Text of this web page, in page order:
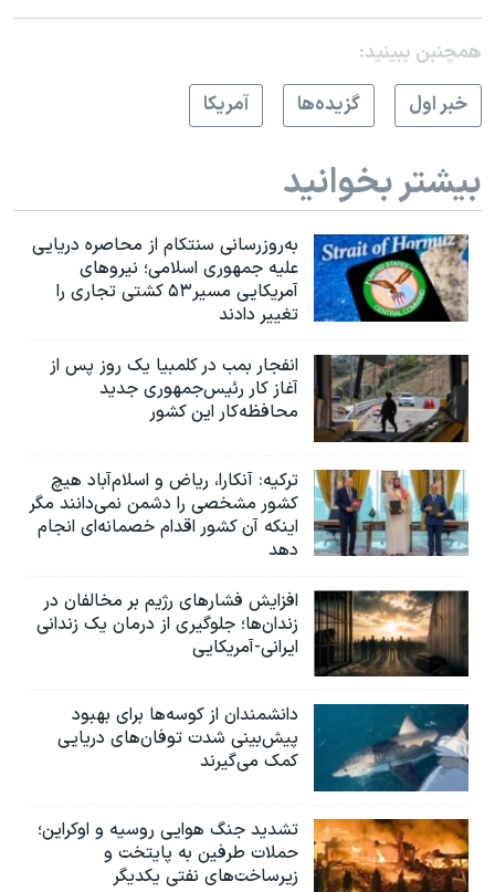
صفحه‌های ویژه
سفر پرزیدنت ترامپ به چین
همچنبن ببینید:
خبر اول
گزيده‌ها آمريکا
بیشتر بخوانید
به‌روزرسانی سنتکام از محاصره دریایی
علیه جمهوری اسلامی؛ نیروهای
آمریکایی مسیر۵۳ کشتی تجاری را
تغییر دادند
انفجار بمب‌‌ در کلمبیا یک روز پس از
آغاز کار رئیس‌جمهوری جدید
محافظه‌کار این کشور
ترکیه: آنکارا، ریاض و اسلام‌آباد هیچ
کشور مشخصی را دشمن نمی‌دانند مگر
اینکه آن کشور اقدام خصمانه‌ای انجام
دهد
افزایش فشارهای رژیم بر مخالفان در
زندان‌ها؛ جلوگیری از درمان یک زندانی
ایرانی-آمریکایی
دانشمندان از کوسه‌ها برای بهبود
پیش‌بینی شدت توفان‌های دریایی
کمک می‌گیرند
تشدید جنگ هوایی روسیه و اوکراین؛
حملات طرفین به پایتخت‌ و
زیرساخت‌های نفتی یکدیگر